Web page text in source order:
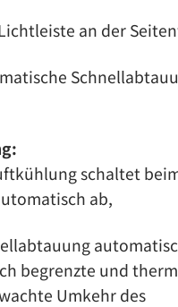
an der
schaltet
ab,
begrenzte und
Umkehr des